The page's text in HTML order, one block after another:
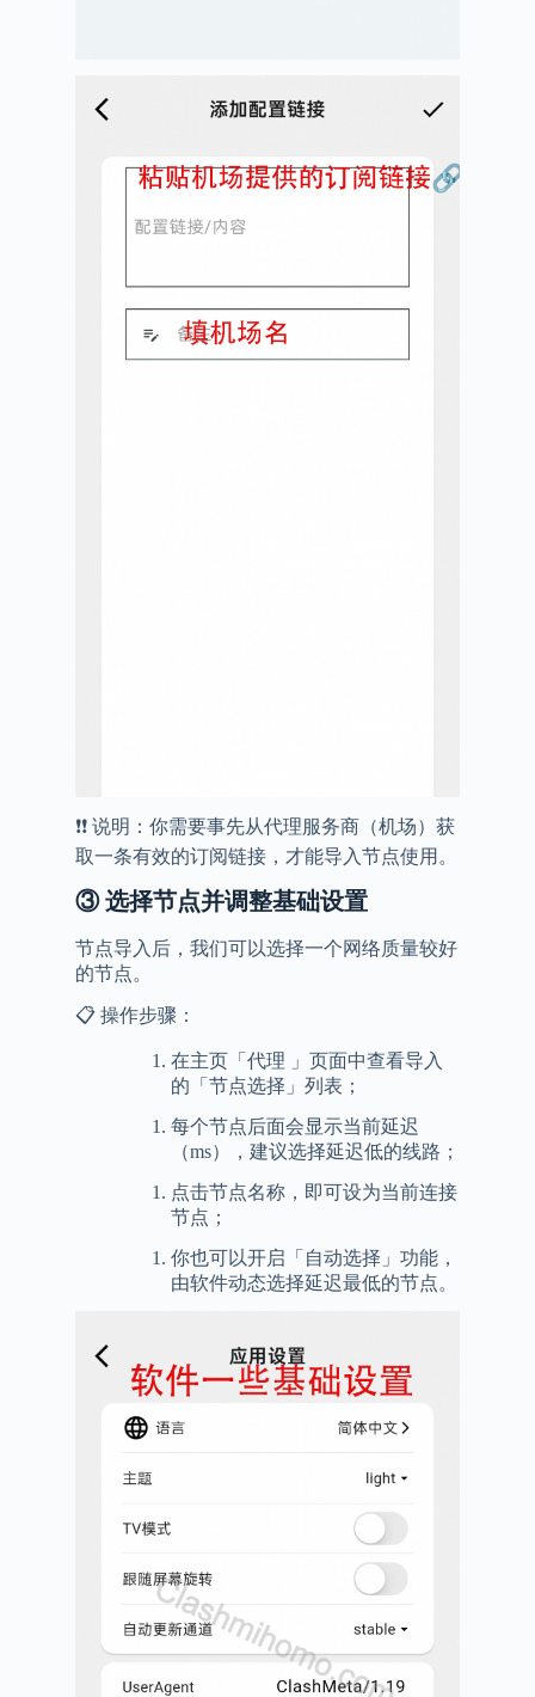
❗️❗️ 说明：你需要事先从代理服务商（机场）获
取一条有效的订阅链接，才能导入节点使用。
③选择节点并调整基础设置
节点导入后，我们可以选择一个网络质量较好
的节点。
📋 操作步骤：
在主页「代理 」页面中查看导入
的「节点选择」列表；
每个节点后面会显示当前延迟
（ms），建议选择延迟低的线路；
点击节点名称，即可设为当前连接
节点；
你也可以开启「自动选择」功能，
由软件动态选择延迟最低的节点。